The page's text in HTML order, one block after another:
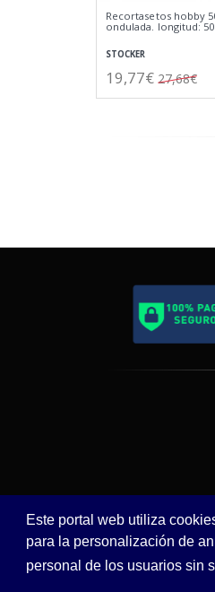
Este portal web utiliza
para la personalización de
personal de los usuarios sin
Recortasetos hobby
ondulada. longitud:
STOCKER
19,77€ 27,68€